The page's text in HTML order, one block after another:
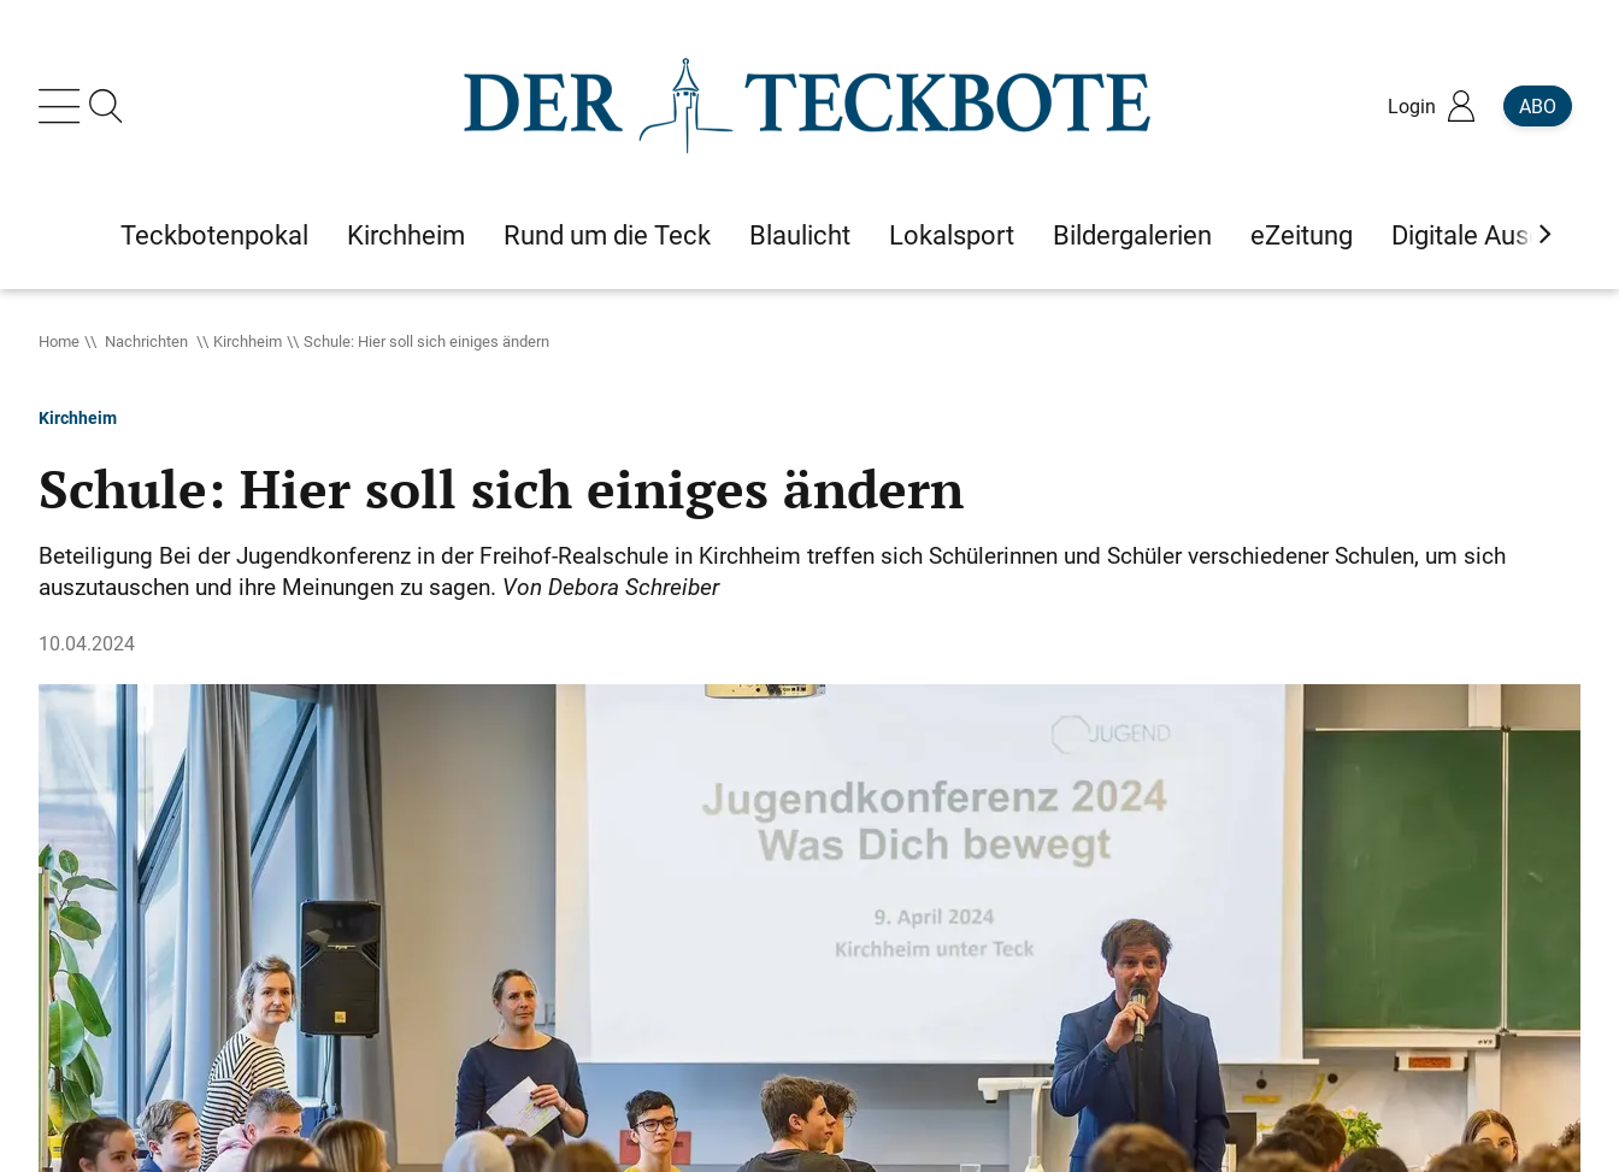
Login ABO
Teckbotenpokal Kirchheim Rund um die Teck Blaulicht Lokalsport Bildergalerien eZeitung Digitale Ausgaben
Home Nachrichten Kirchheim Schule: Hier soll sich einiges ändern
Kirchheim
Schule: Hier soll sich einiges ändern
Beteiligung Bei der Jugendkonferenz in der Freihof-Realschule in Kirchheim treffen sich Schülerinnen und Schüler verschiedener Schulen, um sich
auszutauschen und ihre Meinungen zu sagen. Von Debora Schreiber
10.04.2024